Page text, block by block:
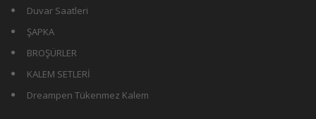
Duvar Saatleri
ŞAPKA
BROŞÜRLER
KALEM SETLERİ
Dreampen Tükenmez Kalem